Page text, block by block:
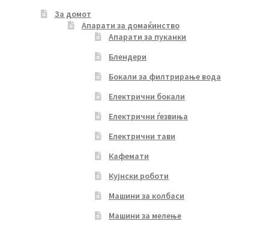
За домот
Апарати за домаќинство
Апарати за пуканки
Блендери
Бокали за филтрирање вода
Електрични бокали
Електрични ѓезвиња
Електрични тави
Кафемати
Кујнски роботи
Машини за колбаси
Машини за мелење